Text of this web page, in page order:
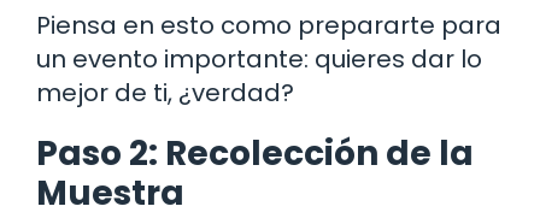
Piensa en esto como prepararte para
un evento importante: quieres dar lo
mejor de ti, ¿verdad?
Paso 2: Recolección de la
Muestra